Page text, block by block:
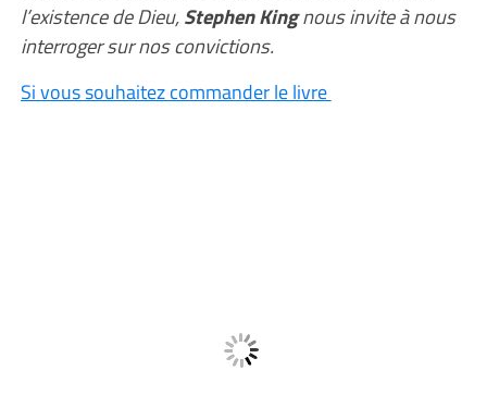
l’existence de Dieu,Stephen Kingnous invite à nous
interroger sur nos convictions.
Si vous souhaitez commander le livre